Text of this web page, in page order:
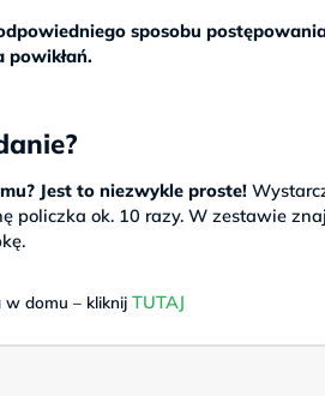
sposobu
powikłań.
Jest to niezwykle proste!
policzka ok. 10 razy. W zestawie
w domu – kliknijTUTAJ